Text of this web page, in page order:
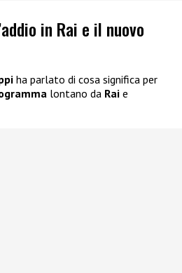
in Rai e il nuovo
ha parlato di cosa significa per
lontano da Rai e